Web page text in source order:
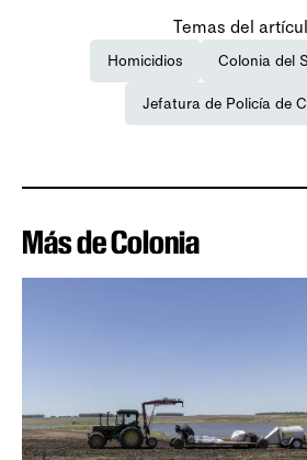
Temas del
Homicidios Colonia del
Jefatura de Policía de
Más de Colonia